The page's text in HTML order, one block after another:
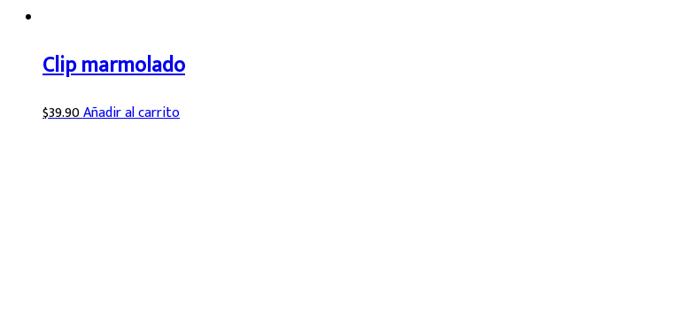
Clip marmolado
$39.90Añadir al carrito